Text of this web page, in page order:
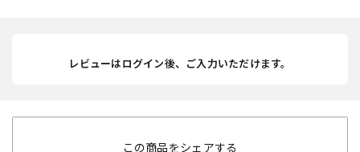
レビューはログイン後、ご入力いただけます。
この商品をシェアする